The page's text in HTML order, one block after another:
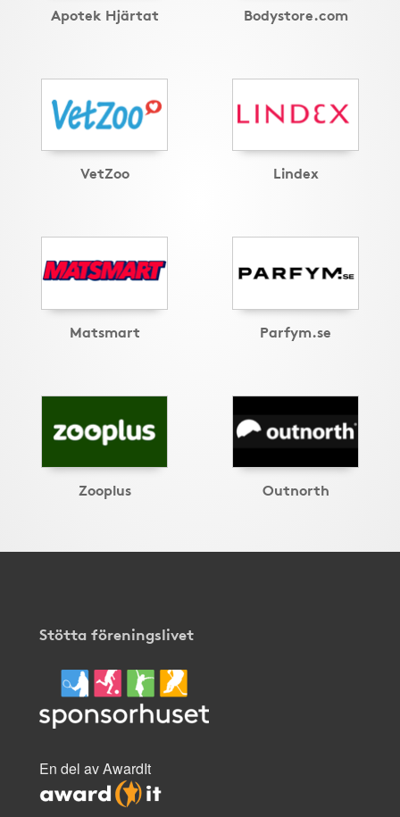
Apotek Hjärtat Bodystore.com
VetZoo Lindex
Matsmart Parfym.se
Zooplus Outnorth
Stötta föreningslivet
En del av AwardIt